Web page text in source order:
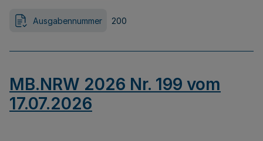
Ausgabennummer 200
MB.NRW 2026 Nr. 199 vom
17.07.2026